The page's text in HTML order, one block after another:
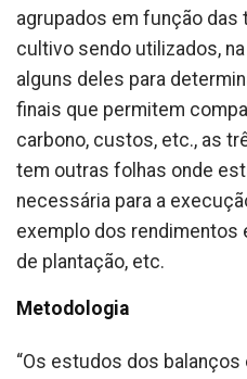
agrupados em função das
cultivo sendo utilizados,
alguns deles para
finais que permitem
carbono, custos, etc., as
tem outras folhas onde
necessária para a
exemplo dos rendimentos
de plantação, etc.
Metodologia
“Os estudos dos